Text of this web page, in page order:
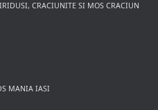
CRACIUNITE SI MOS CRACIUN
MANIA IASI